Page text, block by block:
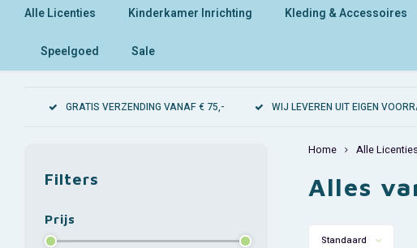
Alle Licenties Kinderkamer Inrichting Kleding & Accessoires
Speelgoed Sale
GRATIS VERZENDING VANAF € 75,- WIJ LEVEREN UIT EIGEN
Filters
Prijs
Home Alle Licenties
Alles
Standaard